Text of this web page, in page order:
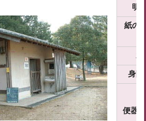
明
紙の
身障
便器数